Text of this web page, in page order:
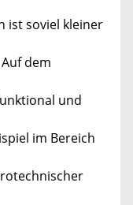
ist soviel kleiner
dem
und
im Bereich